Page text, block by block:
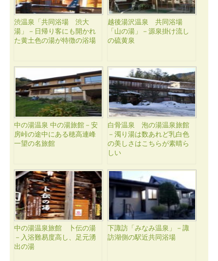
渋温泉「共同浴場 渋大
湯」－日帰り客にも開かれ
た黄土色の湯が特徴の浴場
越後湯沢温泉 共同浴場
「山の湯」－源泉掛け流し
の硫黄泉
中の湯温泉 中の湯旅館－安
房峠の途中にある穂高連峰
一望の名旅館
白骨温泉 泡の湯温泉旅館
－濁り湯は数あれど乳白色
の美しさはこちらが素晴ら
しい
中の湯温泉旅館 卜伝の湯
－入浴難易度高し、足元湧
出の湯
下諏訪「みなみ温泉」－諏
訪湖側の駅近共同浴場